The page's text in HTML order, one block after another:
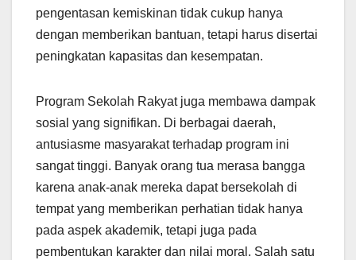
pengentasan kemiskinan tidak cukup hanya
dengan memberikan bantuan, tetapi harus disertai
peningkatan kapasitas dan kesempatan.
Program Sekolah Rakyat juga membawa dampak
sosial yang signifikan. Di berbagai daerah,
antusiasme masyarakat terhadap program ini
sangat tinggi. Banyak orang tua merasa bangga
karena anak-anak mereka dapat bersekolah di
tempat yang memberikan perhatian tidak hanya
pada aspek akademik, tetapi juga pada
pembentukan karakter dan nilai moral. Salah satu